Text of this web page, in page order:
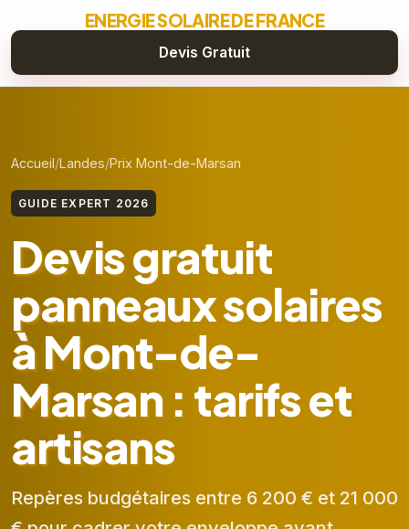
ENERGIE SOLAIRE DE FRANCE
Devis Gratuit
Accueil Landes Prix Mont-de-Marsan
GUIDE EXPERT 2026
Devis gratuit
panneaux solaires
à Mont-de-
Marsan : tarifs et
artisans
Repères budgétaires entre 6 200 € et 21 000